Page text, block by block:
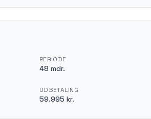
PERIODE
48 mdr.
UDBETALING
59.995 kr.